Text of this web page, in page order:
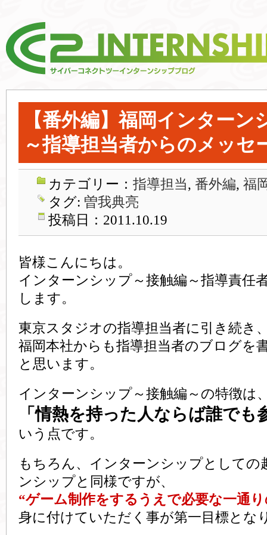
【番外編】福岡インターン
～指導担当者からのメッ
カテゴリー： 指導担当, 番外編, 福
タグ: 曽我典亮
投稿日：2011.10.19
皆様こんにちは。
インターンシップ～接触編～指導責任
します。
東京スタジオの指導担当者に引き続き
福岡本社からも指導担当者のブログを
と思います。
インターンシップ～接触編～の特徴は
「情熱を持った人ならば誰でも
いう点です。
もちろん、インターンシップとしての
ンシップと同様ですが、
“ゲーム制作をするうえで必要な一通
身に付けていただく事が第一目標とな